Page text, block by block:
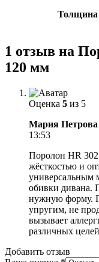
Толщина
1 отзыв на
120 мм
Оценка 5 из 5
Мария Петрова
13:53
Поролон HR
жёсткостью и
универсальным
обивки дивана.
нужную форму.
упругим, не
вызывает
различных
Добавить отзыв